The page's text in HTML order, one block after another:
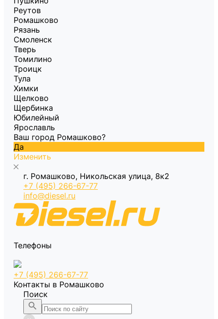
Реутов
Ромашково
Рязань
Смоленск
Тверь
Томилино
Троицк
Тула
Химки
Щелково
Щербинка
Юбилейный
Ярославль
Ваш город Ромашково?
Да
Изменить
г. Ромашково, Никольская улица, 8к2
+7 (495) 266-67-77
info@diesel.ru
Телефоны
+7 (495) 266-67-77
Контакты в Ромашково
Поиск